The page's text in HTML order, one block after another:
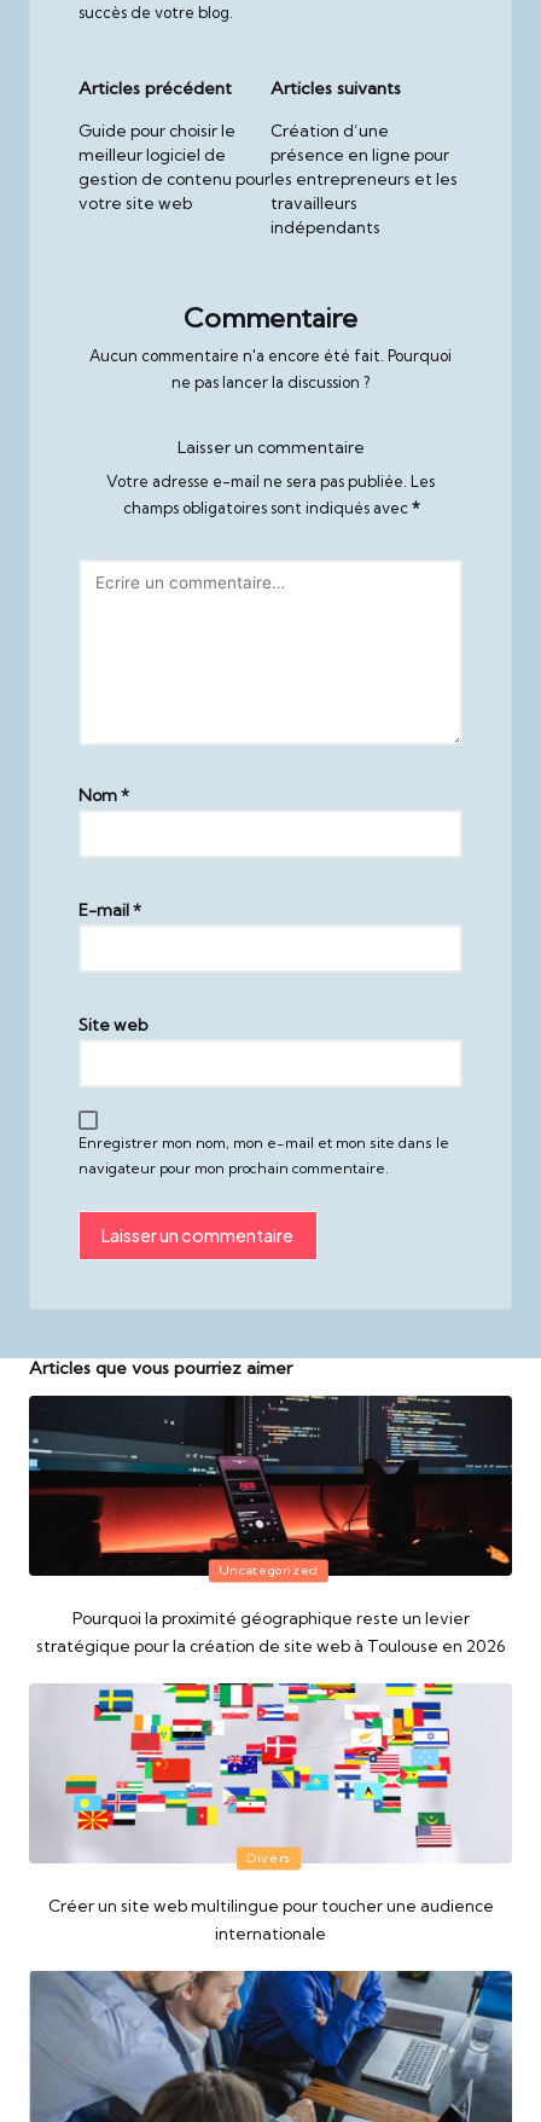
succès de votre blog.
Post
Articles précédent
Guide pour choisir le
meilleur logiciel de
gestion de contenu pour
votre site web
Articles suivants
Création d’une
présence en ligne pour
les entrepreneurs et les
travailleurs
indépendants
Commentaire
Aucun commentaire n'a encore été fait. Pourquoi
ne pas lancer la discussion ?
Laisser un commentaire
Votre adresse e-mail ne sera pas publiée. Les
champs obligatoires sont indiqués avec*
Nom*
E-mail*
Site web
Enregistrer mon nom, mon e-mail et mon site dans le
navigateur pour mon prochain commentaire.
Articles que vous pourriez aimer
Posted
Uncategorized
Pourquoi la proximité géographique reste un levier
stratégique pour la création de site web à Toulouse en 2026
Posted
Divers
Créer un site web multilingue pour toucher une audience
internationale